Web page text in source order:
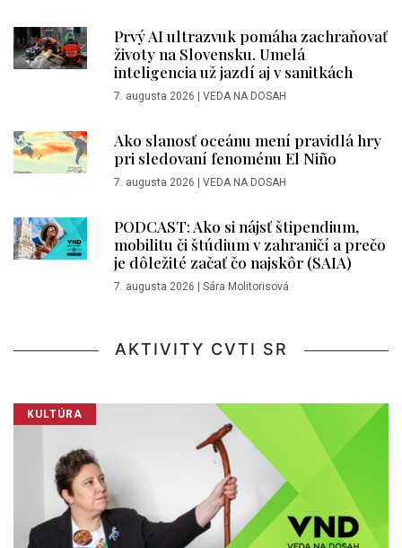
Prvý AI ultrazvuk pomáha zachraňovať
životy na Slovensku. Umelá
inteligencia už jazdí aj v sanitkách
7. augusta 2026 VEDA NA DOSAH
Ako slanosť oceánu mení pravidlá hry
pri sledovaní fenoménu El Niño
7. augusta 2026 VEDA NA DOSAH
PODCAST: Ako si nájsť štipendium,
mobilitu či štúdium v zahraničí a prečo
je dôležité začať čo najskôr (SAIA)
7. augusta 2026 Sára Molitorisová
AKTIVITY CVTI SR
KULTÚRA